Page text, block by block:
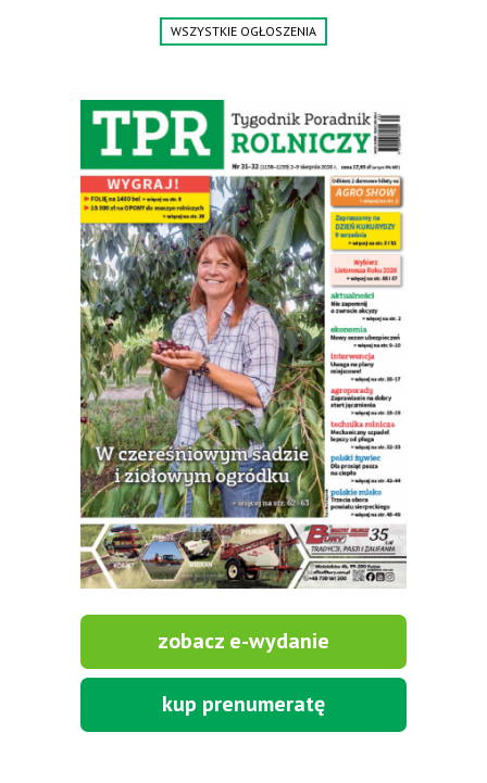
– 15 lub 18 mm. Możliwa wymiana i dowóz na miejsce – cała
Polska. Tel. 609 144 596.WSZYSTKIE OGŁOSZENIA
zobacz e-wydanie
kup prenumeratę